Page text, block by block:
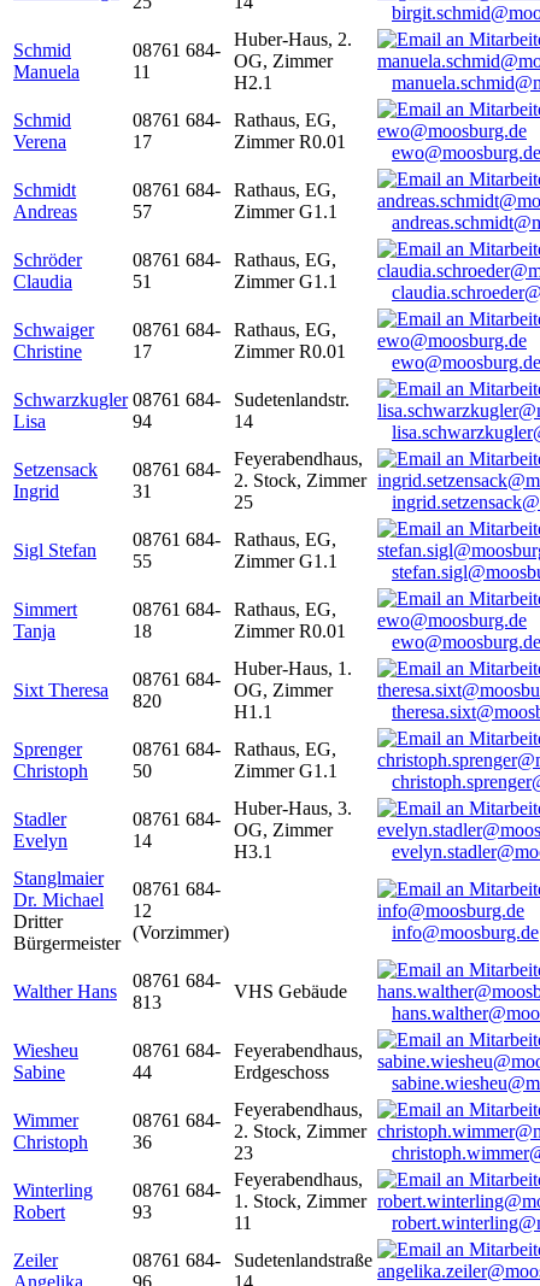
Schmid
Manuela
08761 684-
11
Huber-Haus, 2.
OG, Zimmer
H2.1
Schmid
Verena
08761 684-
17
Rathaus, EG,
Zimmer R0.01
ewo@moosburg.de
Schmidt
Andreas
08761 684-
57
Rathaus, EG,
Zimmer G1.1
Schröder
Claudia
08761 684-
51
Rathaus, EG,
Zimmer G1.1
Schwaiger
Christine
08761 684-
17
Rathaus, EG,
Zimmer R0.01
ewo@moosburg.de
Schwarzkugler
Lisa
08761 684-
94
Sudetenlandstr.
14
Setzensack
Ingrid
08761 684-
31
Feyerabendhaus,
2. Stock, Zimmer
25
Sigl Stefan
08761 684-
55
Rathaus, EG,
Zimmer G1.1
Simmert
Tanja
08761 684-
18
Rathaus, EG,
Zimmer R0.01
ewo@moosburg.de
Sixt Theresa
08761 684-
820
Huber-Haus, 1.
OG, Zimmer
H1.1
Sprenger
Christoph
08761 684-
50
Rathaus, EG,
Zimmer G1.1
Stadler
Evelyn
08761 684-
14
Huber-Haus, 3.
OG, Zimmer
H3.1
Stanglmaier
Dr. Michael
Dritter
Bürgermeister
08761 684-
12
(Vorzimmer)
info@moosburg.de
Walther Hans
08761 684-
813
VHS Gebäude
Wiesheu
Sabine
08761 684-
44
Feyerabendhaus,
Erdgeschoss
Wimmer
Christoph
08761 684-
36
Feyerabendhaus,
2. Stock, Zimmer
23
Winterling
Robert
08761 684-
93
Feyerabendhaus,
1. Stock, Zimmer
11
Zeiler
Angelika
08761 684-
96
Sudetenlandstraße
14